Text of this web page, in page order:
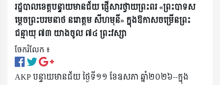
រដ្ឋបាលខេត្តបន្ទាយមានជ័យ ផ្ញើសារថ្វាយព្រះពរ «ព្រះបាទស
ម្តេចព្រះបរមនាថ នរោត្តម សីហមុនី» ក្នុងឱកាសចម្រើនព្រះ
ជន្មាយុ ៧៣ យាងចូល ៧៤ ព្រះវស្សា
ចែករំលែក ៖​
AKP បន្ទាយមានជ័យ ថ្ងៃទី១១ ខែឧសភា ឆ្នាំ២០២៦--ក្នុង